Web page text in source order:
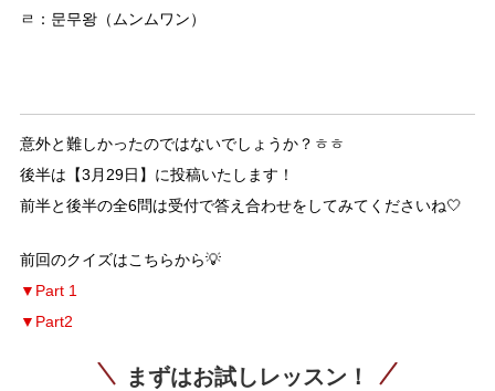
ㄹ：문무왕（ムンムワン）
意外と難しかったのではないでしょうか？ㅎㅎ
後半は【3月29日】に投稿いたします！
前半と後半の全6問は受付で答え合わせをしてみてくださいね🤍
前回のクイズはこちらから💡
▼ Part 1
▼Part2
まずはお試しレッスン！